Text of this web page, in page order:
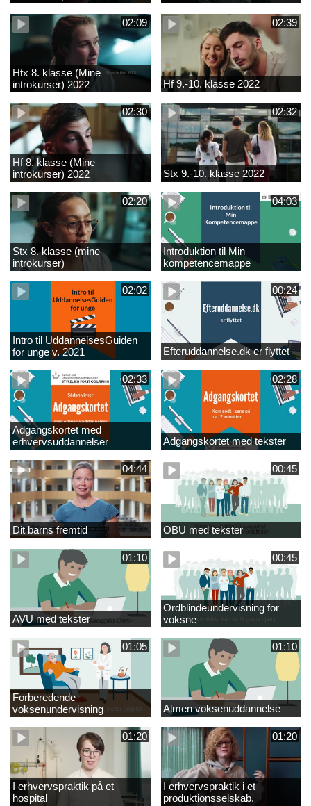
02:09
Htx 8. klasse (Mine
introkurser) 2022
02:39
Hf 9.-10. klasse 2022
02:30
Hf 8. klasse (Mine
introkurser) 2022
02:32
Stx 9.-10. klasse 2022
02:20
Stx 8. klasse (mine
introkurser)
04:03
Introduktion til Min
kompetencemappe
02:02
Intro til UddannelsesGuiden
for unge v. 2021
00:24
Efteruddannelse.dk er flyttet
02:33
Adgangskortet med
erhvervsuddannelser
02:28
Adgangskortet med tekster
04:44
Dit barns fremtid
00:45
OBU med tekster
01:10
AVU med tekster
00:45
Ordblindeundervisning for
voksne
01:05
Forberedende
voksenundervisning
01:10
Almen voksenuddannelse
01:20
I erhvervspraktik på et
hospital
01:20
I erhvervspraktik i et
produktionsselskab.